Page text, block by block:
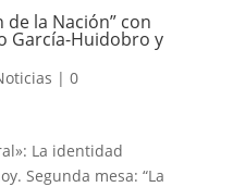
la Nación” con
García-Huidobro y
| 0
La identidad
Segunda mesa: “La